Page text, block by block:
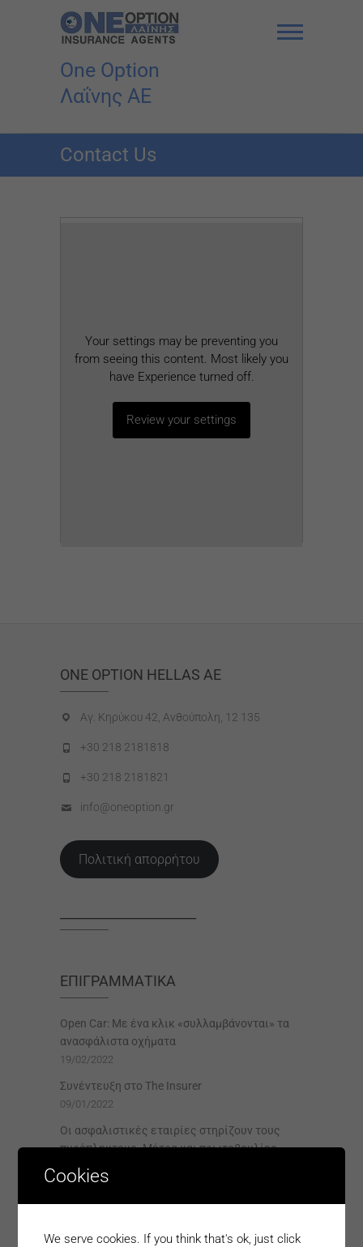
One Option
Λαΐνης AE
Contact Us
Your settings may be preventing you
from seeing this content. Most likely you
have Experience turned off.
Review your settings
ONE OPTION HELLAS AE
Αγ. Κηρύκου 42, Ανθούπολη, 12 135
+30 218 2181818
+30 218 2181821
info@oneoption.gr
Πολιτική απορρήτου
ΕΠΙΓΡΑΜΜΑΤΙΚΆ
Open Car: Με ένα κλικ «συλλαμβάνονται» τα
ανασφάλιστα οχήματα
19/02/2022
Συνέντευξη στο The Insurer
09/01/2022
Οι ασφαλιστικές εταιρίες στηρίζουν τους
πυρόπληκτους. Μέτρα και πρωτοβουλίες..
10/08/2021
Cookies
We serve cookies. If you think that's ok, just click